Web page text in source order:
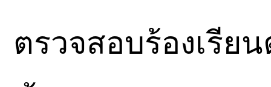
ตรวจสอบร้องเรีย